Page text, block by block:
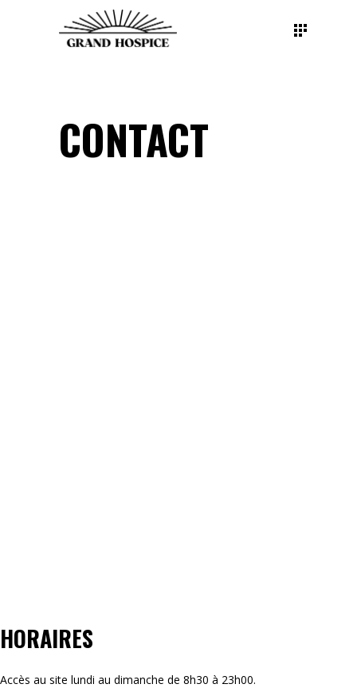
CONTACT
HORAIRES
Accès au site lundi au dimanche de 8h30 à 23h00.